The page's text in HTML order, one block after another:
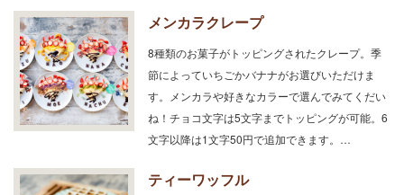
メンカラクレープ
8種類のお菓子がトッピングされたクレープ。季
節によっていちごかバナナがお選びいただけま
す。メンカラや好きなカラーで選んでみてくだい
ね！チョコ文字は5文字までトッピングが可能。6
文字以降は1文字50円で追加できます。…
ティーワッフル